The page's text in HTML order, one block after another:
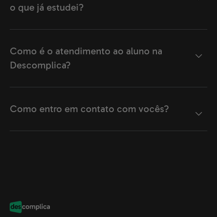
o que já estudei?
Como é o atendimento ao aluno na
Descomplica?
Como entro em contato com vocês?